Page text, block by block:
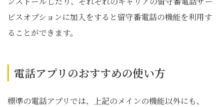
ビスオプションに加入をすると留守番電話の機能を利用す
ることができます。
電話アプリのおすすめの使い方
標準の電話アプリでは、上記のメインの機能以外にも、